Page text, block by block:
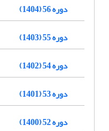
دوره 56 (1404)
دوره 55 (1403)
دوره 54 (1402)
دوره 53 (1401)
دوره 52 (1400)